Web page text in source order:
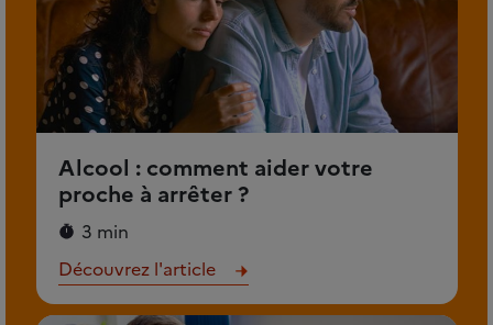
Alcool : comment aider votre
proche à arrêter ?
3 min
Découvrez l'article